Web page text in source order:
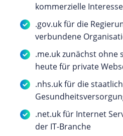
kommerzielle
.gov.uk für die
verbundene
.me.uk zunächst ohne
heute für private
.nhs.uk für die
.net.uk für Internet
der IT-Branche